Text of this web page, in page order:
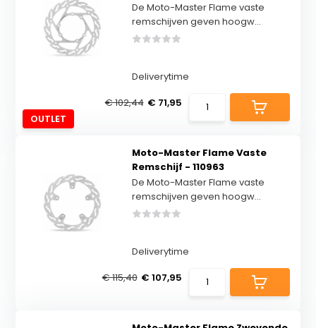
OUTLET
De Moto-Master Flame vaste
remschijven geven hoogw...
Deliverytime
€ 102,44 € 71,95
Moto-Master Flame Vaste
Remschijf - 110963
De Moto-Master Flame vaste
remschijven geven hoogw...
Deliverytime
€ 115,40 € 107,95